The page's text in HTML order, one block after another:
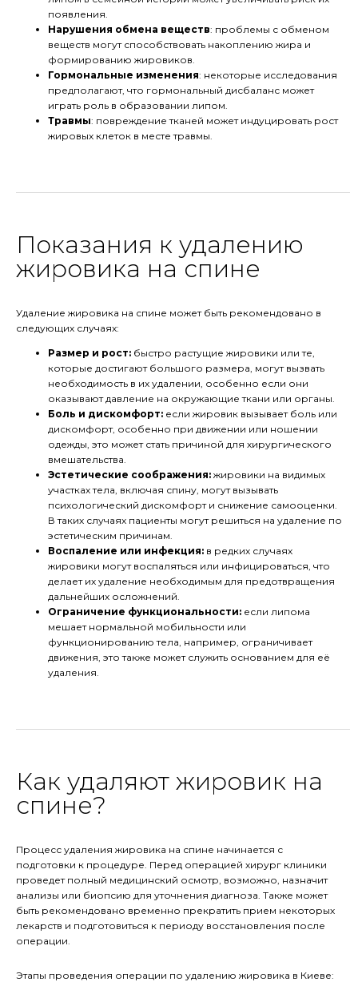
появления.
Нарушения обмена веществ: проблемы с обменом
веществ могут способствовать накоплению жира и
формированию жировиков.
Гормональные изменения: некоторые исследования
предполагают, что гормональный дисбаланс может
играть роль в образовании липом.
Травмы: повреждение тканей может индуцировать рост
жировых клеток в месте травмы.
Показания к удалению
жировика на спине
Удаление жировика на спине может быть рекомендовано в
следующих случаях:
Размер и рост: быстро растущие жировики или те,
которые достигают большого размера, могут вызвать
необходимость в их удалении, особенно если они
оказывают давление на окружающие ткани или органы.
Боль и дискомфорт: если жировик вызывает боль или
дискомфорт, особенно при движении или ношении
одежды, это может стать причиной для хирургического
вмешательства.
Эстетические соображения: жировики на видимых
участках тела, включая спину, могут вызывать
психологический дискомфорт и снижение самооценки.
В таких случаях пациенты могут решиться на удаление по
эстетическим причинам.
Воспаление или инфекция: в редких случаях
жировики могут воспаляться или инфицироваться, что
делает их удаление необходимым для предотвращения
дальнейших осложнений.
Ограничение функциональности: если липома
мешает нормальной мобильности или
функционированию тела, например, ограничивает
движения, это также может служить основанием для её
удаления.
Как удаляют жировик на
спине?
Процесс удаления жировика на спине начинается с
подготовки к процедуре. Перед операцией хирург клиники
проведет полный медицинский осмотр, возможно, назначит
анализы или биопсию для уточнения диагноза. Также может
быть рекомендовано временно прекратить прием некоторых
лекарств и подготовиться к периоду восстановления после
операции.
Этапы проведения операции по удалению жировика в Киеве: